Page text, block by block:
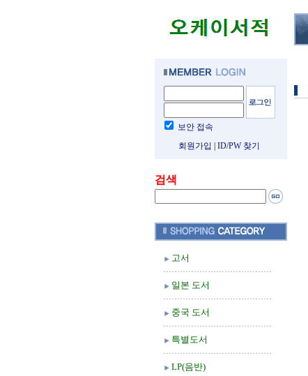
보안 접속
회원가입
ID/PW 찾기
검색
고서
일본 도서
중국 도서
특별도서
LP(음반)